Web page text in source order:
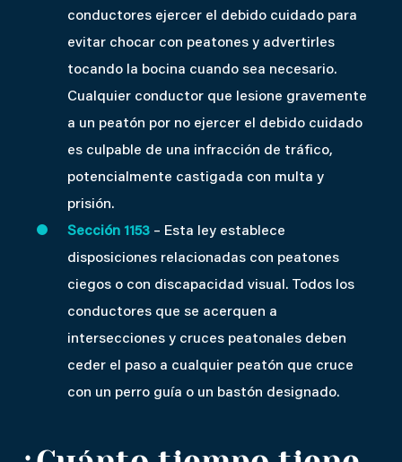
conductores ejercer el debido cuidado para
evitar chocar con peatones y advertirles
tocando la bocina cuando sea necesario.
Cualquier conductor que lesione gravemente
a un peatón por no ejercer el debido cuidado
es culpable de una infracción de tráfico,
potencialmente castigada con multa y
prisión.
Sección 1153 – Esta ley establece
disposiciones relacionadas con peatones
ciegos o con discapacidad visual. Todos los
conductores que se acerquen a
intersecciones y cruces peatonales deben
ceder el paso a cualquier peatón que cruce
con un perro guía o un bastón designado.